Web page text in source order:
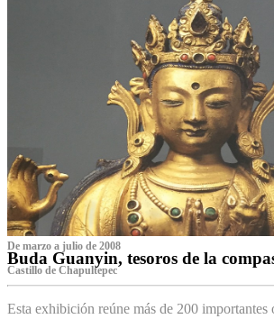
De marzo a julio de 2008
Buda Guanyin, tesoros de la
Castillo de Chapultepec
Esta exhibición reúne más de 200 importantes